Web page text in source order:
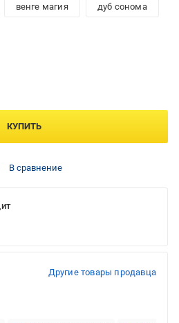
венге магия дуб сонома
КУПИТЬ
В сравнение
Другие товары продавца